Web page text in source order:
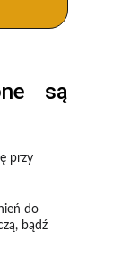
są
przy
do
bądź